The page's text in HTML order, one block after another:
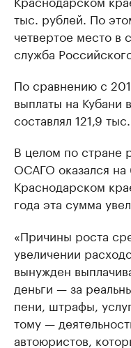
тыс. рублей. По
четвертое место в
служба
По сравнению с
выплаты на
составлял 121,9
В целом по стране
ОСАГО оказался
Краснодарском
года эта сумма
«Причины роста
увеличении
вынужден
деньги — за
пени, штрафы,
тому —
автоюристов,